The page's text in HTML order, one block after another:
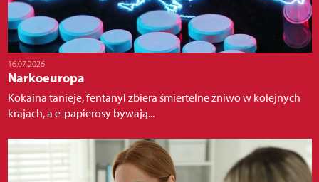
16.07.2026
Narkoeuropa
Kokaina tanieje, fentanyl zbiera śmiertelne żniwo w kolejnych
krajach, a e-papierosy bywają...